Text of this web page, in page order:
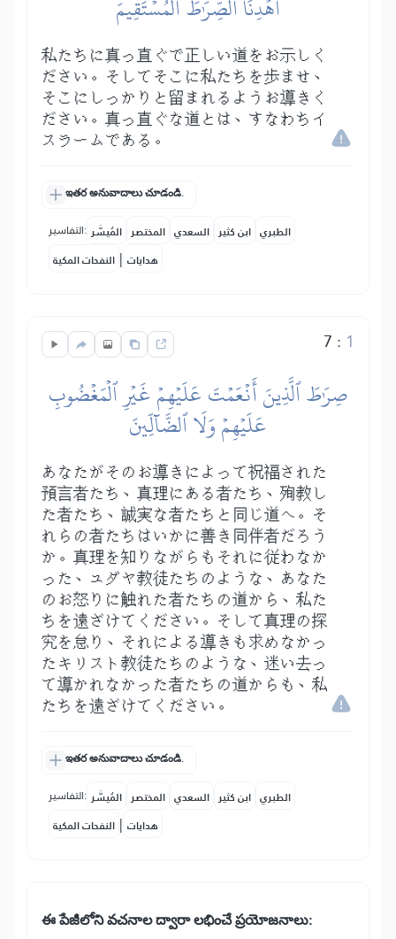
ٱهۡدِنَا ٱلصِّرَٰطَ ٱلۡمُسۡتَقِيمَ
私たちに真っ直ぐで正しい道をお示しく
ださい。そしてそこに私たちを歩ませ、
そこにしっかりと留まれるようお導きく
ださい。真っ直ぐな道とは、すなわちイ
スラームである。
ఇతర అనువాదాలు చూడండి.
التفاسير: المُيسَّر المختصر السعدي ابن كثير الطبري
النفحات المكية | هدايات
7 : 1
صِرَٰطَ ٱلَّذِينَ أَنۡعَمۡتَ عَلَيۡهِمۡ غَيۡرِ ٱلۡمَغۡضُوبِ
عَلَيۡهِمۡ وَلَا ٱلضَّآلِّينَ
あなたがそのお導きによって祝福された
預言者たち、真理にある者たち、殉教し
た者たち、誠実な者たちと同じ道へ。そ
れらの者たちはいかに善き同伴者だろう
か。真理を知りながらもそれに従わなか
った、ユダヤ教徒たちのような、あなた
のお怒りに触れた者たちの道から、私た
ちを遠ざけてください。そして真理の探
究を怠り、それによる導きも求めなかっ
たキリスト教徒たちのような、迷い去っ
て導かれなかった者たちの道からも、私
たちを遠ざけてください。
ఇతర అనువాదాలు చూడండి.
التفاسير: المُيسَّر المختصر السعدي ابن كثير الطبري
النفحات المكية | هدايات
ఈ పేజీలోని వచనాల ద్వారా లభించే ప్రయోజనాలు: